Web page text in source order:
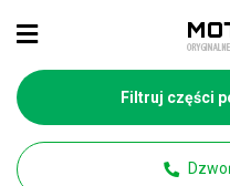
Filtruj części
Strona główna
Części